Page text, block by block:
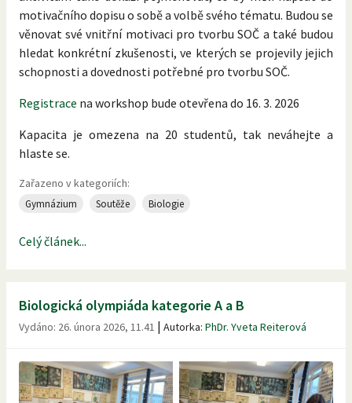
motivačního dopisu o sobě a volbě svého tématu. Budou se
věnovat své vnitřní motivaci pro tvorbu SOČ a také budou
hledat konkrétní zkušenosti, ve kterých se projevily jejich
schopnosti a dovednosti potřebné pro tvorbu SOČ.
Registrace na workshop bude otevřena do 16. 3. 2026
Kapacita je omezena na 20 studentů, tak neváhejte a
hlaste se.
Zařazeno v kategoriích:
Gymnázium Soutěže Biologie
Celý článek...
Biologická olympiáda kategorie A a B
Vydáno: 26. února 2026, 11.41 | Autorka: PhDr. Yveta Reiterová